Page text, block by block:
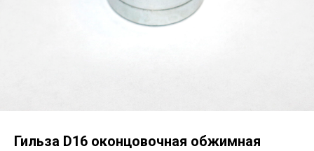
Гильза D16 оконцовочная обжимная